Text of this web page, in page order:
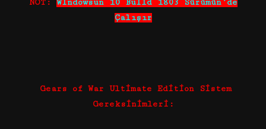
NOT:
Windowsun 10 Build 1803 Sürümün’de
Çalışır
Gears of War Ultimate Edition Sistem
Gereksinimleri: